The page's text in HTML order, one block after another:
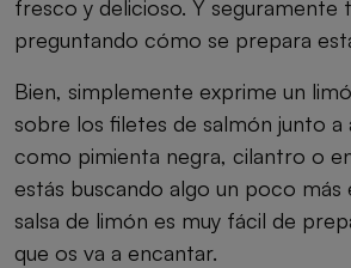
fresco y delicioso. Y seguramente
preguntando cómo se prepara
Bien, simplemente exprime un
sobre los filetes de salmón junto a
como pimienta negra, cilantro o
estás buscando algo un poco más
salsa de limón es muy fácil de
que os va a encantar.